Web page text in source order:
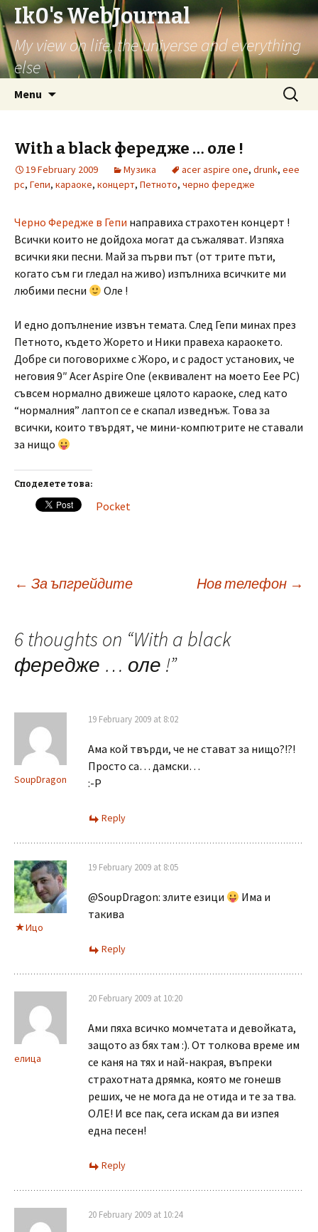
Ik0's WebJournal
My view on life, the universe and everything
else
Menu
Search
for:
With a black фередже … оле !
19 February 2009 Музика acer aspire one, drunk, eee
pc, Гепи, караоке, концерт, Петното, черно фередже
Черно Фередже в Гепи направиха страхотен концерт !
Всички които не дойдоха могат да съжаляват. Изпяха
всички яки песни. Май за първи път (от трите пъти,
когато съм ги гледал на живо) изпълниха всичките ми
любими песни
Оле !
И едно допълнение извън темата. След Гепи минах през
Петното, където Жорето и Ники правеха караокето.
Добре си поговорихме с Жоро, и с радост установих, че
неговия 9″ Acer Aspire One (еквивалент на моето Eee PC)
съвсем нормално движеше цялото караоке, след като
“нормалния” лаптоп се е скапал изведнъж. Това за
всички, които твърдят, че мини-компютрите не ставали
за нищо
Споделете това:
Pocket
Post
navigation
← За ъпгрейдите Нов телефон →
6 thoughts on “With a black
фередже … оле !”
SoupDragon
19 February 2009 at 8:02
Ама кой твърди, че не стават за нищо?!?!
Просто са… дамски…
:-Р
Reply
Ицо
19 February 2009 at 8:05
@SoupDragon: злите езици
Има и
такива
Reply
елица
20 February 2009 at 10:20
Ами пяха всичко момчетата и девойката,
защото аз бях там :). От толкова време им
се каня на тях и най-накрая, въпреки
страхотната дрямка, която ме гонешв
реших, че не мога да не отида и те за тва.
ОЛЕ! И все пак, сега искам да ви изпея
една песен!
Reply
20 February 2009 at 10:24